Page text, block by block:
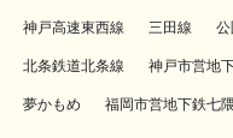
神戸高速東西線 三田線 公
北条鉄道北条線 神戸市営地
夢かもめ 福岡市営地下鉄七